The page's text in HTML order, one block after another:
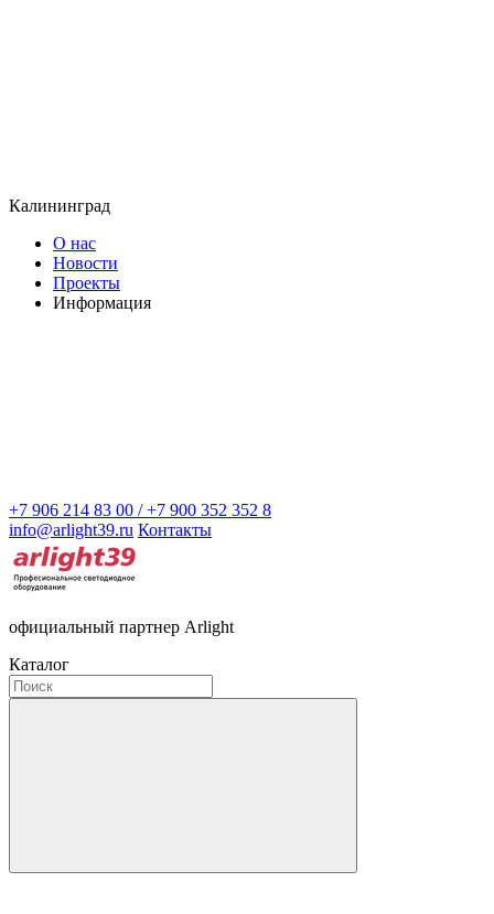
Калининград
О нас
Новости
Проекты
Информация
+7 906 214 83 00 / +7 900 352 352 8
info@arlight39.ru Контакты
официальный партнер Arlight
Каталог